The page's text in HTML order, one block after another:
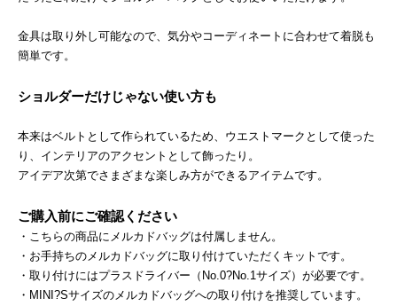
金具は取り外し可能なので、気分やコーディネートに合わせて着脱も
簡単です。
ショルダーだけじゃない使い方も
本来はベルトとして作られているため、ウエストマークとして使った
り、インテリアのアクセントとして飾ったり。
アイデア次第でさまざまな楽しみ方ができるアイテムです。
ご購入前にご確認ください
・こちらの商品にメルカドバッグは付属しません。
・お手持ちのメルカドバッグに取り付けていただくキットです。
・取り付けにはプラスドライバー（No.0?No.1サイズ）が必要です。
・MINI?Sサイズのメルカドバッグへの取り付けを推奨しています。